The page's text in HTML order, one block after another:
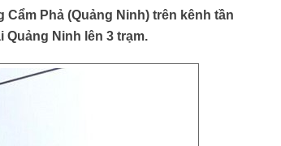
Phả (Quảng Ninh) trên kênh tần
Ninh lên 3 trạm.